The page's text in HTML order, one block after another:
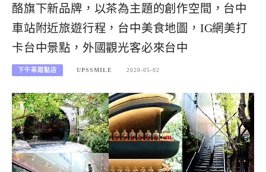
酪旗下新品牌，以茶為主題的創作空間，台中
車站附近旅遊行程，台中美食地圖，IG網美打
卡台中景點，外國觀光客必來台中
下午茶甜點店 UPSSMILE 2020-05-02